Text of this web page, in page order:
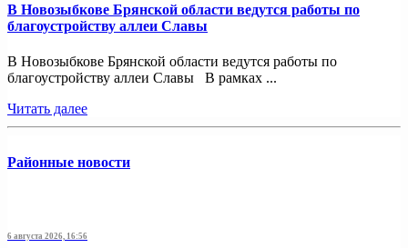
В Новозыбкове Брянской области ведутся работы по
благоустройству аллеи Славы
В Новозыбкове Брянской области ведутся работы по
благоустройству аллеи Славы В рамках ...
Читать далее
Районные новости
6 августа 2026, 16:56